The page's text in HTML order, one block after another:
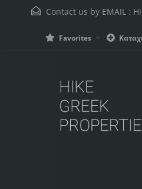
Contact us by EMAIL :
Favorites